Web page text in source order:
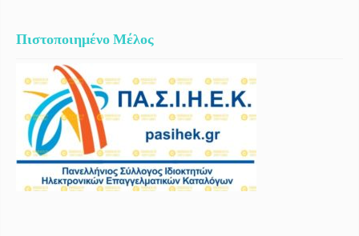
Πιστοποιημένο Μέλος